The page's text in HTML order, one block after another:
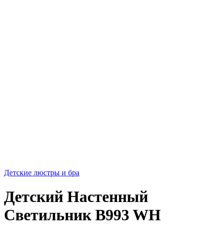
Детские люстры и бра
Детский Настенный
Светильник B993 WH